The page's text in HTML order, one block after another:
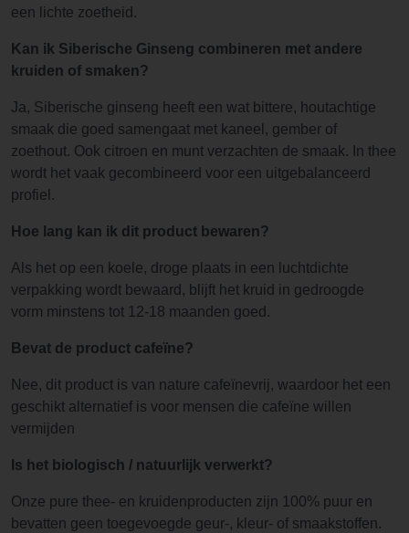
een lichte zoetheid.
Kan ik Siberische Ginseng combineren met andere
kruiden of smaken?
Ja, Siberische ginseng heeft een wat bittere, houtachtige
smaak die goed samengaat met kaneel, gember of
zoethout. Ook citroen en munt verzachten de smaak. In thee
wordt het vaak gecombineerd voor een uitgebalanceerd
profiel.
Hoe lang kan ik dit product bewaren?
Als het op een koele, droge plaats in een luchtdichte
verpakking wordt bewaard, blijft het kruid in gedroogde
vorm minstens tot 12-18 maanden goed.
Bevat de product cafeïne?
Nee, dit product is van nature cafeïnevrij, waardoor het een
geschikt alternatief is voor mensen die cafeïne willen
vermijden
Is het biologisch / natuurlijk verwerkt?
Onze pure thee- en kruidenproducten zijn 100% puur en
bevatten geen toegevoegde geur-, kleur- of smaakstoffen.